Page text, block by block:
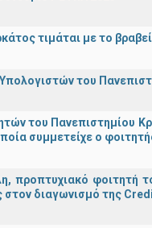
τιμάται με το
του
του Πανεπιστημίου
συμμετείχε ο
προπτυχιακό
διαγωνισμό της